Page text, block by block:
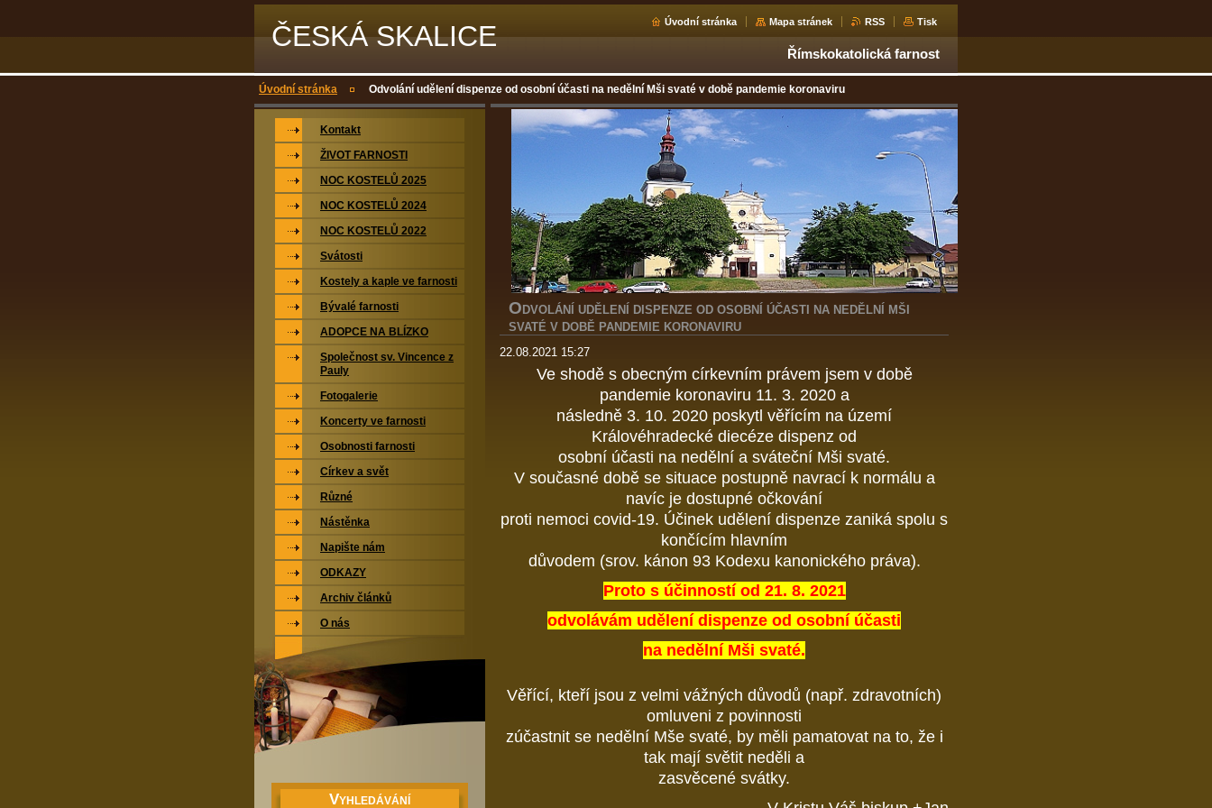
ČESKÁ SKALICE Úvodní stránka Mapa stránek RSS Tisk
Římskokatolická farnost
Úvodní stránka Odvolání udělení dispenze od osobní účasti na nedělní Mši svaté v době pandemie koronaviru
O DVOLÁNÍ UDĚLENÍ DISPENZE OD OSOBNÍ ÚČASTI NA NEDĚLNÍ MŠI
SVATÉ V DOBĚ PANDEMIE KORONAVIRU
22.08.2021 15:27
Ve shodě s obecným církevním právem jsem v době
pandemie koronaviru 11. 3. 2020 a
následně 3. 10. 2020 poskytl věřícím na území
Královéhradecké diecéze dispenz od
osobní účasti na nedělní a sváteční Mši svaté.
V současné době se situace postupně navrací k normálu a
navíc je dostupné očkování
proti nemoci covid-19. Účinek udělení dispenze zaniká spolu s
končícím hlavním
důvodem (srov. kánon 93 Kodexu kanonického práva).
Proto s účinností od 21. 8. 2021
odvolávám udělení dispenze od osobní účasti
na nedělní Mši svaté.
Věřící, kteří jsou z velmi vážných důvodů (např. zdravotních)
omluveni z povinnosti
zúčastnit se nedělní Mše svaté, by měli pamatovat na to, že i
tak mají světit neděli a
zasvěcené svátky.
Kontakt
ŽIVOT FARNOSTI
NOC KOSTELŮ 2025
NOC KOSTELŮ 2024
NOC KOSTELŮ 2022
Svátosti
Kostely a kaple ve farnosti
Bývalé farnosti
ADOPCE NA BLÍZKO
Společnost sv. Vincence z
Pauly
Fotogalerie
Koncerty ve farnosti
Osobnosti farnosti
Církev a svět
Různé
Nástěnka
Napište nám
ODKAZY
Archiv článků
O nás
VYHLEDÁVÁNÍ